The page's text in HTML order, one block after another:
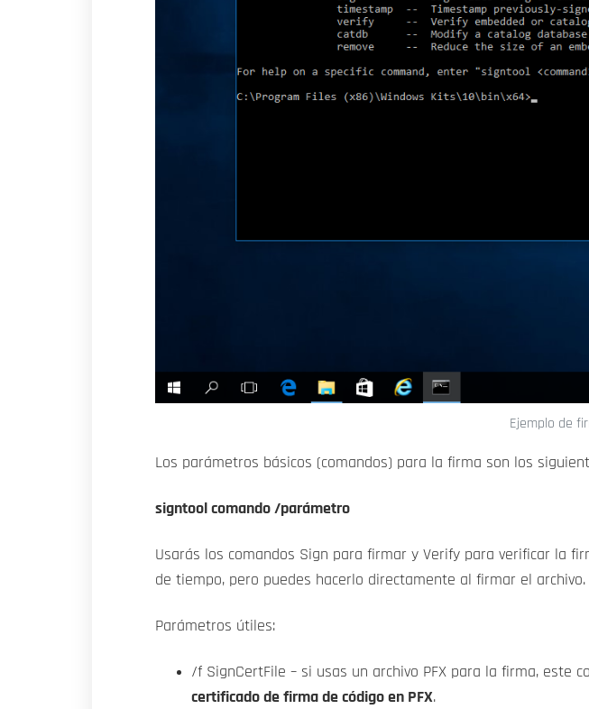
Ejemplo de
Los parámetros básicos (comandos) para la firma son los
signtool comando /parámetro
Usarás los comandos Sign para firmar y Verify para verificar la
de tiempo, pero puedes hacerlo directamente al firmar el archivo.
Parámetros útiles:
/f SignCertFile – si usas un archivo PFX para la firma, este
certificado de firma de código en PFX.